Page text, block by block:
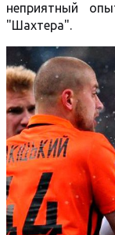
неприятный
"Шахтера".